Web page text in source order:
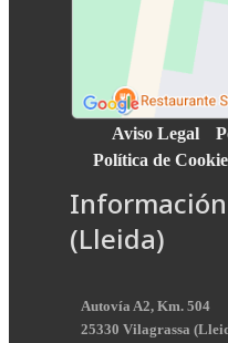
Aviso Legal
Política de
(Lleida)
Autovía A2, Km. 504
25330 Vilagrassa (